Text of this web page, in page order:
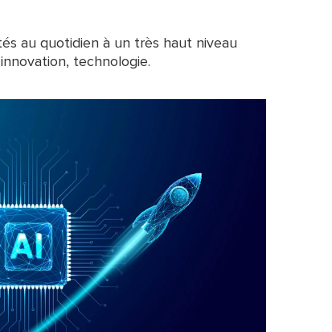
au quotidien à un très haut niveau
technologie.